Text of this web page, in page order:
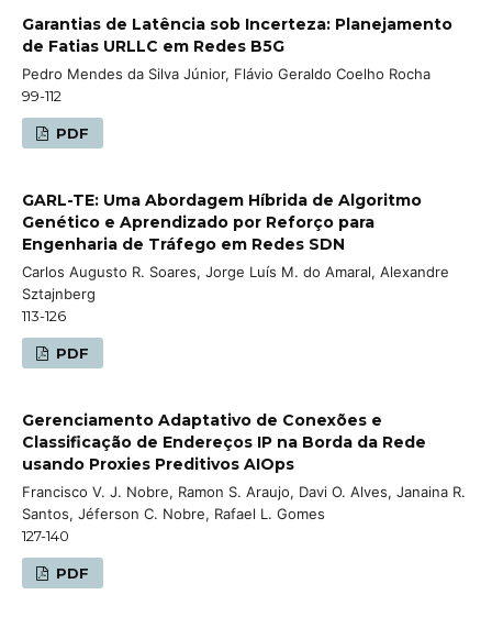
Garantias de Latência sob Incerteza: Planejamento
de Fatias URLLC em Redes B5G
Pedro Mendes da Silva Júnior, Flávio Geraldo Coelho Rocha
99-112
PDF
GARL-TE: Uma Abordagem Híbrida de Algoritmo
Genético e Aprendizado por Reforço para
Engenharia de Tráfego em Redes SDN
Carlos Augusto R. Soares, Jorge Luís M. do Amaral, Alexandre
Sztajnberg
113-126
PDF
Gerenciamento Adaptativo de Conexões e
Classificação de Endereços IP na Borda da Rede
usando Proxies Preditivos AIOps
Francisco V. J. Nobre, Ramon S. Araujo, Davi O. Alves, Janaina R.
Santos, Jéferson C. Nobre, Rafael L. Gomes
127-140
PDF